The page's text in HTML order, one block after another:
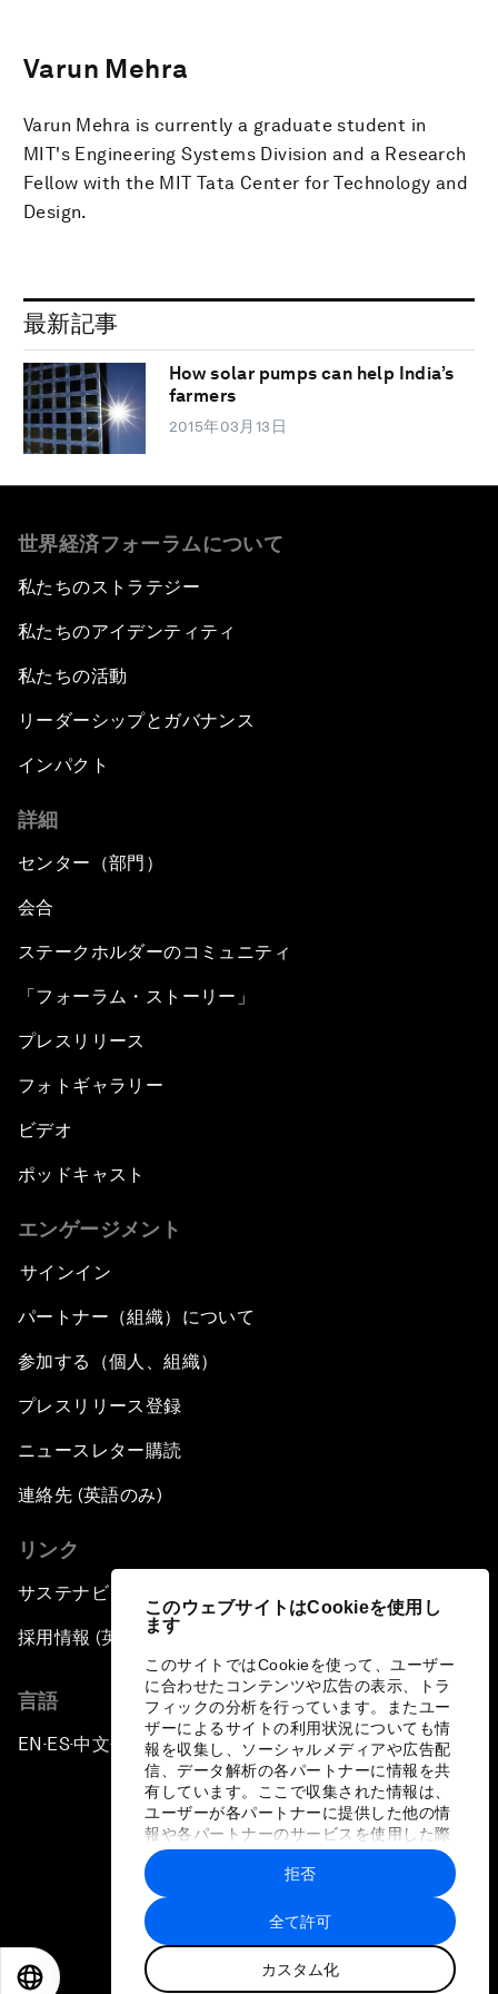
このウェブサイトはCookieを使用し
ます
このサイトではCookieを使って、ユーザー
に合わせたコンテンツや広告の表示、トラ
フィックの分析を行っています。またユー
ザーによるサイトの利用状況についても情
報を収集し、ソーシャルメディアや広告配
信、データ解析の各パートナーに情報を共
有しています。ここで収集された情報は、
ユーザーが各パートナーに提供した他の情
報や各パートナーのサービスを使用した際
に収集された情報と組み合わされ、各パー
トナーによって使用されることがありま
す。
全て許可
カスタム化
拒否
Varun Mehra
Varun Mehra is currently a graduate student in
MIT's Engineering Systems Division and a Research
Fellow with the MIT Tata Center for Technology and
Design.
最新記事
How solar pumps can help India’s
farmers
2015年03月13日
世界経済フォーラムについて
私たちのストラテジー
私たちのアイデンティティ
私たちの活動
リーダーシップとガバナンス
インパクト
詳細
センター（部門）
会合
ステークホルダーのコミュニティ
「フォーラム・ストーリー」
プレスリリース
フォトギャラリー
ビデオ
ポッドキャスト
エンゲージメント
サインイン
パートナー（組織）について
参加する（個人、組織）
プレスリリース登録
ニュースレター購読
連絡先 (英語のみ)
リンク
サステナビリティへの取り組み
採用情報 (英語のみ)
言語
EN ▪ES▪中文▪ 日本語
プライバシーポリシーと利用規約
サイトマップ
©
世界経済フォーラム